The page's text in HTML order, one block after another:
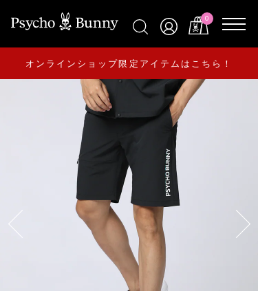
0
オンラインショップ限定アイテムはこちら！